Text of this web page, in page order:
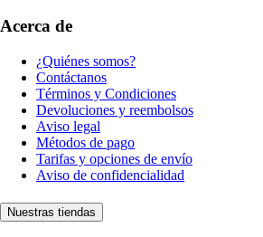
Acerca de
¿Quiénes somos?
Contáctanos
Términos y Condiciones
Devoluciones y reembolsos
Aviso legal
Métodos de pago
Tarifas y opciones de envío
Aviso de confidencialidad
Nuestras tiendas